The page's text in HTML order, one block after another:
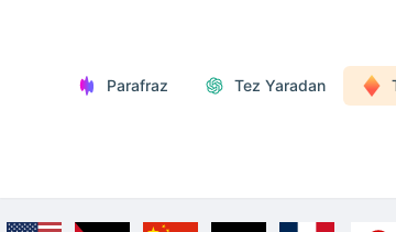
Parafraz Tez Yaradan